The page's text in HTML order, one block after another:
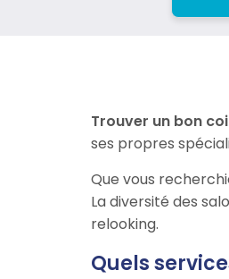
Trouver un bon
ses propres
Que vous
La diversité des
relooking.
Quels